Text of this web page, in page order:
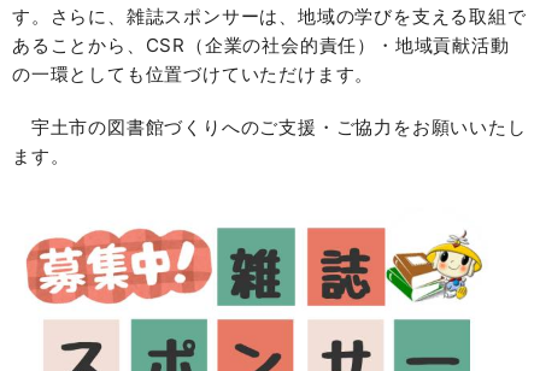
す。さらに、雑誌スポンサーは、地域の学びを支える取組で
あることから、CSR（企業の社会的責任）・地域貢献活動
の一環としても位置づけていただけます。
宇土市の図書館づくりへのご支援・ご協力をお願いいたし
ます。